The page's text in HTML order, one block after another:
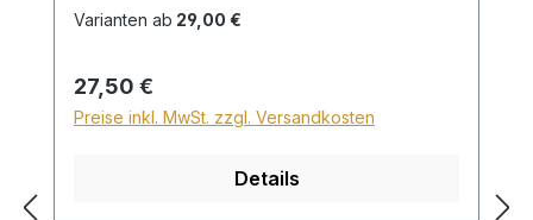
30€.
Varianten ab 29,00 €
Regulärer Preis:
27,50 €
Preise inkl. MwSt. zzgl. Versandkosten
Details